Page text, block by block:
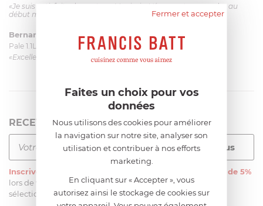
«Je suis satisfaite du couteau Magimix. L'écrou est un peu dur au
début mais ça le fait. La livraison a été très rapide. ...»
Bernard le 23/06/2026 à 09:43
Pale 1.1L pour Glacier Magimix 11031/121/123/124
«Excellent: produit et livraison»
RECEVEZ LA NEWSLETTER
Inscrivez-vous
une remise de 5%
lors de votre première commande sur notre site sur une
sélection d’articles, hors soldes et promotions
Fermer et accepter
Faites un choix pour vos
données
Nous utilisons des cookies pour améliorer
la navigation sur notre site, analyser son
utilisation et contribuer à nos efforts
marketing.
En cliquant sur « Accepter », vous
autorisez ainsi le stockage de cookies sur